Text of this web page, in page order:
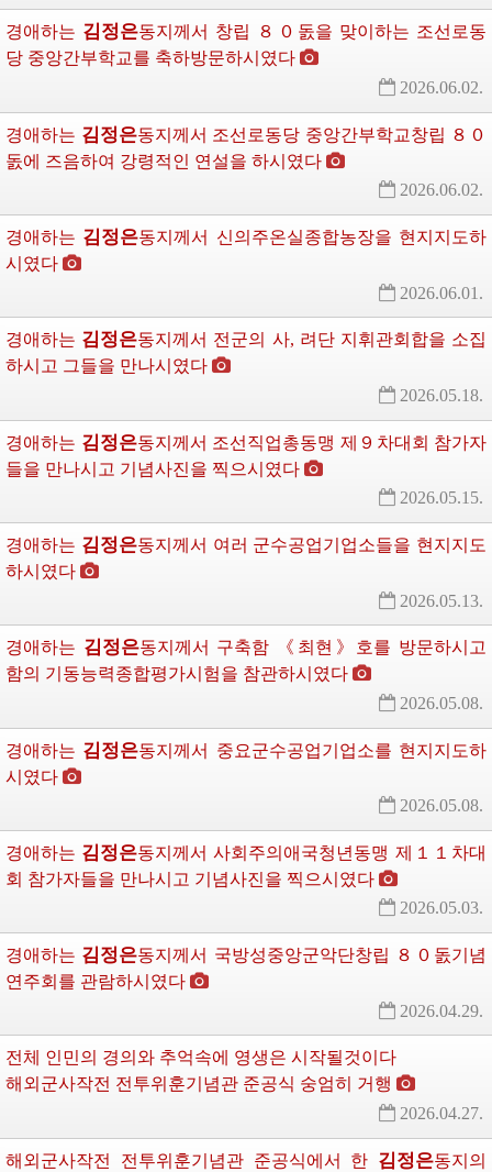
경애하는 김정은동지께서 창립 ８０돐을 맞이하는 조선로동
당 중앙간부학교를 축하방문하시였다
2026.06.02.
경애하는 김정은동지께서 조선로동당 중앙간부학교창립 ８０
돐에 즈음하여 강령적인 연설을 하시였다
2026.06.02.
경애하는 김정은동지께서
신의주온실종합농장을 현지지도하
시였다
2026.06.01.
경애하는 김정은동지께서 전군의 사, 려단 지휘관회합을 소집
하시고 그들을 만나시였다
2026.05.18.
경애하는 김정은동지께서 조선직업총동맹 제９차대회 참가자
들을 만나시고 기념사진을 찍으시였다
2026.05.15.
경애하는 김정은동지께서 여러 군수공업기업소들을 현지지도
하시였다
2026.05.13.
경애하는 김정은동지께서 구축함 《최현》호를 방문하시고
함의 기동능력종합평가시험을 참관하시였다
2026.05.08.
경애하는 김정은동지께서
중요군수공업기업소를 현지지도하
시였다
2026.05.08.
경애하는 김정은동지께서 사회주의애국청년동맹 제１１차대
회 참가자들을 만나시고 기념사진을 찍으시였다
2026.05.03.
경애하는 김정은동지께서 국방성중앙군악단창립 ８０돐기념
연주회를 관람하시였다
2026.04.29.
전체 인민의 경의와 추억속에 영생은 시작될것이다
해외군사작전 전투위훈기념관 준공식 숭엄히 거행
2026.04.27.
해외군사작전 전투위훈기념관 준공식에서 한 김정은동지의